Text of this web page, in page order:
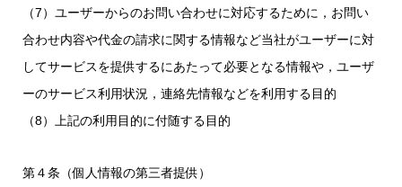
（7）ユーザーからのお問い合わせに対応するために，お問い
合わせ内容や代金の請求に関する情報など当社がユーザーに対
してサービスを提供するにあたって必要となる情報や，ユーザ
ーのサービス利用状況，連絡先情報などを利用する目的
（8）上記の利用目的に付随する目的
第４条（個人情報の第三者提供）